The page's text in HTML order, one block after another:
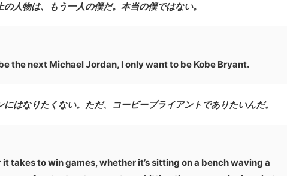
人物は、もう一人の僕だ。本当の僕ではない。
the next Michael Jordan, I only want to be Kobe Bryant.
はなりたくない。ただ、コービーブライアントでありたいんだ。
it takes to win games, whether it’s sitting on a bench waving a